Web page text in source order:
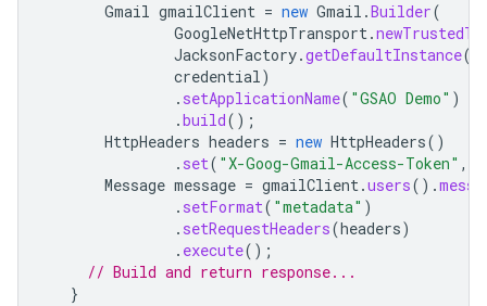
Gmail gmailClient = new Gmail .Builder(
GoogleNetHttpTransport.
JacksonFactory.getDefaultInstance
credential)
. setApplicationName( "GSAO Demo" )
.build();
HttpHeaders headers = new HttpHeaders()
. set( "X-Goog-Gmail-Access-Token" ,
Message message = gmailClient.users().
. setFormat( "metadata" )
. setRequestHeaders(headers)
. execute();
// Build and return response...
}